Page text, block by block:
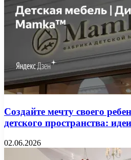
Создайте мечту своего
детского пространства:
02.06.2026